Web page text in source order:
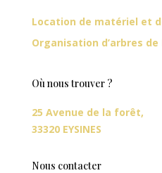
Location de matériel et
Organisation d’arbres de
Où nous trouver ?
25 Avenue de la forêt,
33320 EYSINES
Nous contacter